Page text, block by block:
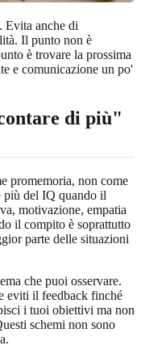
Evita anche di
Il punto non è
è trovare la prossima
e comunicazione un po'
di più"
promemoria, non come
più del IQ quando il
motivazione, empatia
il compito è soprattutto
parte delle situazioni
che puoi osservare.
eviti il feedback finché
i tuoi obiettivi ma non
schemi non sono